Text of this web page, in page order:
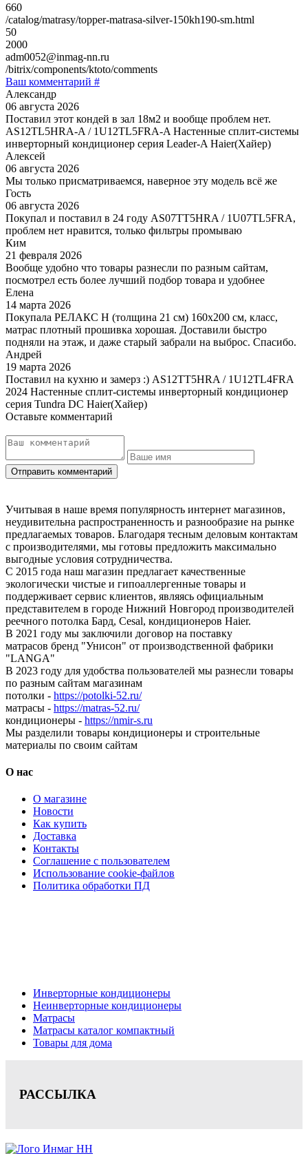
660
/catalog/matrasy/topper-matrasa-silver-150kh190-sm.html
50
2000
adm0052@inmag-nn.ru
/bitrix/components/ktoto/comments
Ваш комментарий #
Александр
06 августа 2026
Поставил этот кондей в зал 18м2 и вообще проблем нет.
AS12TL5HRA-A / 1U12TL5FRA-A Настенные сплит-системы
инверторный кондиционер серия Leader-A Haier(Хайер)
Алексей
06 августа 2026
Мы только присматриваемся, наверное эту модель всё же
Гость
06 августа 2026
Покупал и поставил в 24 году AS07TT5HRA / 1U07TL5FRA,
проблем нет нравится, только фильтры промываю
Ким
21 февраля 2026
Вообще удобно что товары разнесли по разным сайтам,
посмотрел есть более лучший подбор товара и удобнее
Елена
14 марта 2026
Покупала РЕЛАКС Н (толщина 21 см) 160х200 см, класс,
матрас плотный прошивка хорошая. Доставили быстро
подняли на этаж, и даже старый забрали на выброс. Спасибо.
Андрей
19 марта 2026
Поставил на кухню и замерз :) AS12TT5HRA / 1U12TL4FRA
2024 Настенные сплит-системы инверторный кондиционер
серия Tundra DC Haier(Хайер)
Оставьте комментарий
Учитывая в наше время популярность интернет магазинов,
неудивительна распространенность и разнообразие на рынке
предлагаемых товаров. Благодаря тесным деловым контактам
с производителями, мы готовы предложить максимально
выгодные условия сотрудничества.
С 2015 года наш магазин предлагает качественные
экологически чистые и гипоаллергенные товары и
поддерживает сервис клиентов, являясь официальным
представителем в городе Нижний Новгород производителей
реечного потолка Бард, Cesal, кондиционеров Haier.
В 2021 году мы заключили договор на поставку
матрасов бренд "Унисон" от производственной фабрики
"LANGA"
В 2023 году для удобства пользователей мы разнесли товары
по разным сайтам магазинам
потолки - https://potolki-52.ru/
матрасы - https://matras-52.ru/
кондиционеры - https://nmir-s.ru
Мы разделили товары кондиционеры и строительные
материалы по своим сайтам
О нас
О магазине
Новости
Как купить
Доставка
Контакты
Соглашение с пользователем
Использование cookie-файлов
Политика обработки ПД
Инверторные кондиционеры
Неинверторные кондиционеры
Матрасы
Матрасы каталог компактный
Товары для дома
РАССЫЛКА